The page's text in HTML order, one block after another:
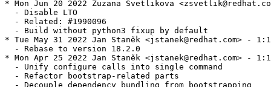
* Mon Jun 20 2022 Zuzana Svetlikova
  - Disable LTO
  - Related: #1990096
  - Build without python3 fixup by default
* Tue May 31 2022 Jan Staněk <jstanek@redhat.com> -
  - Rebase to version 18.2.0
* Mon Apr 25 2022 Jan Staněk <jstanek@redhat.com> -
  - Unify configure calls into single command
  - Refactor bootstrap-related parts
  - Decouple dependency bundling from bootstrapping